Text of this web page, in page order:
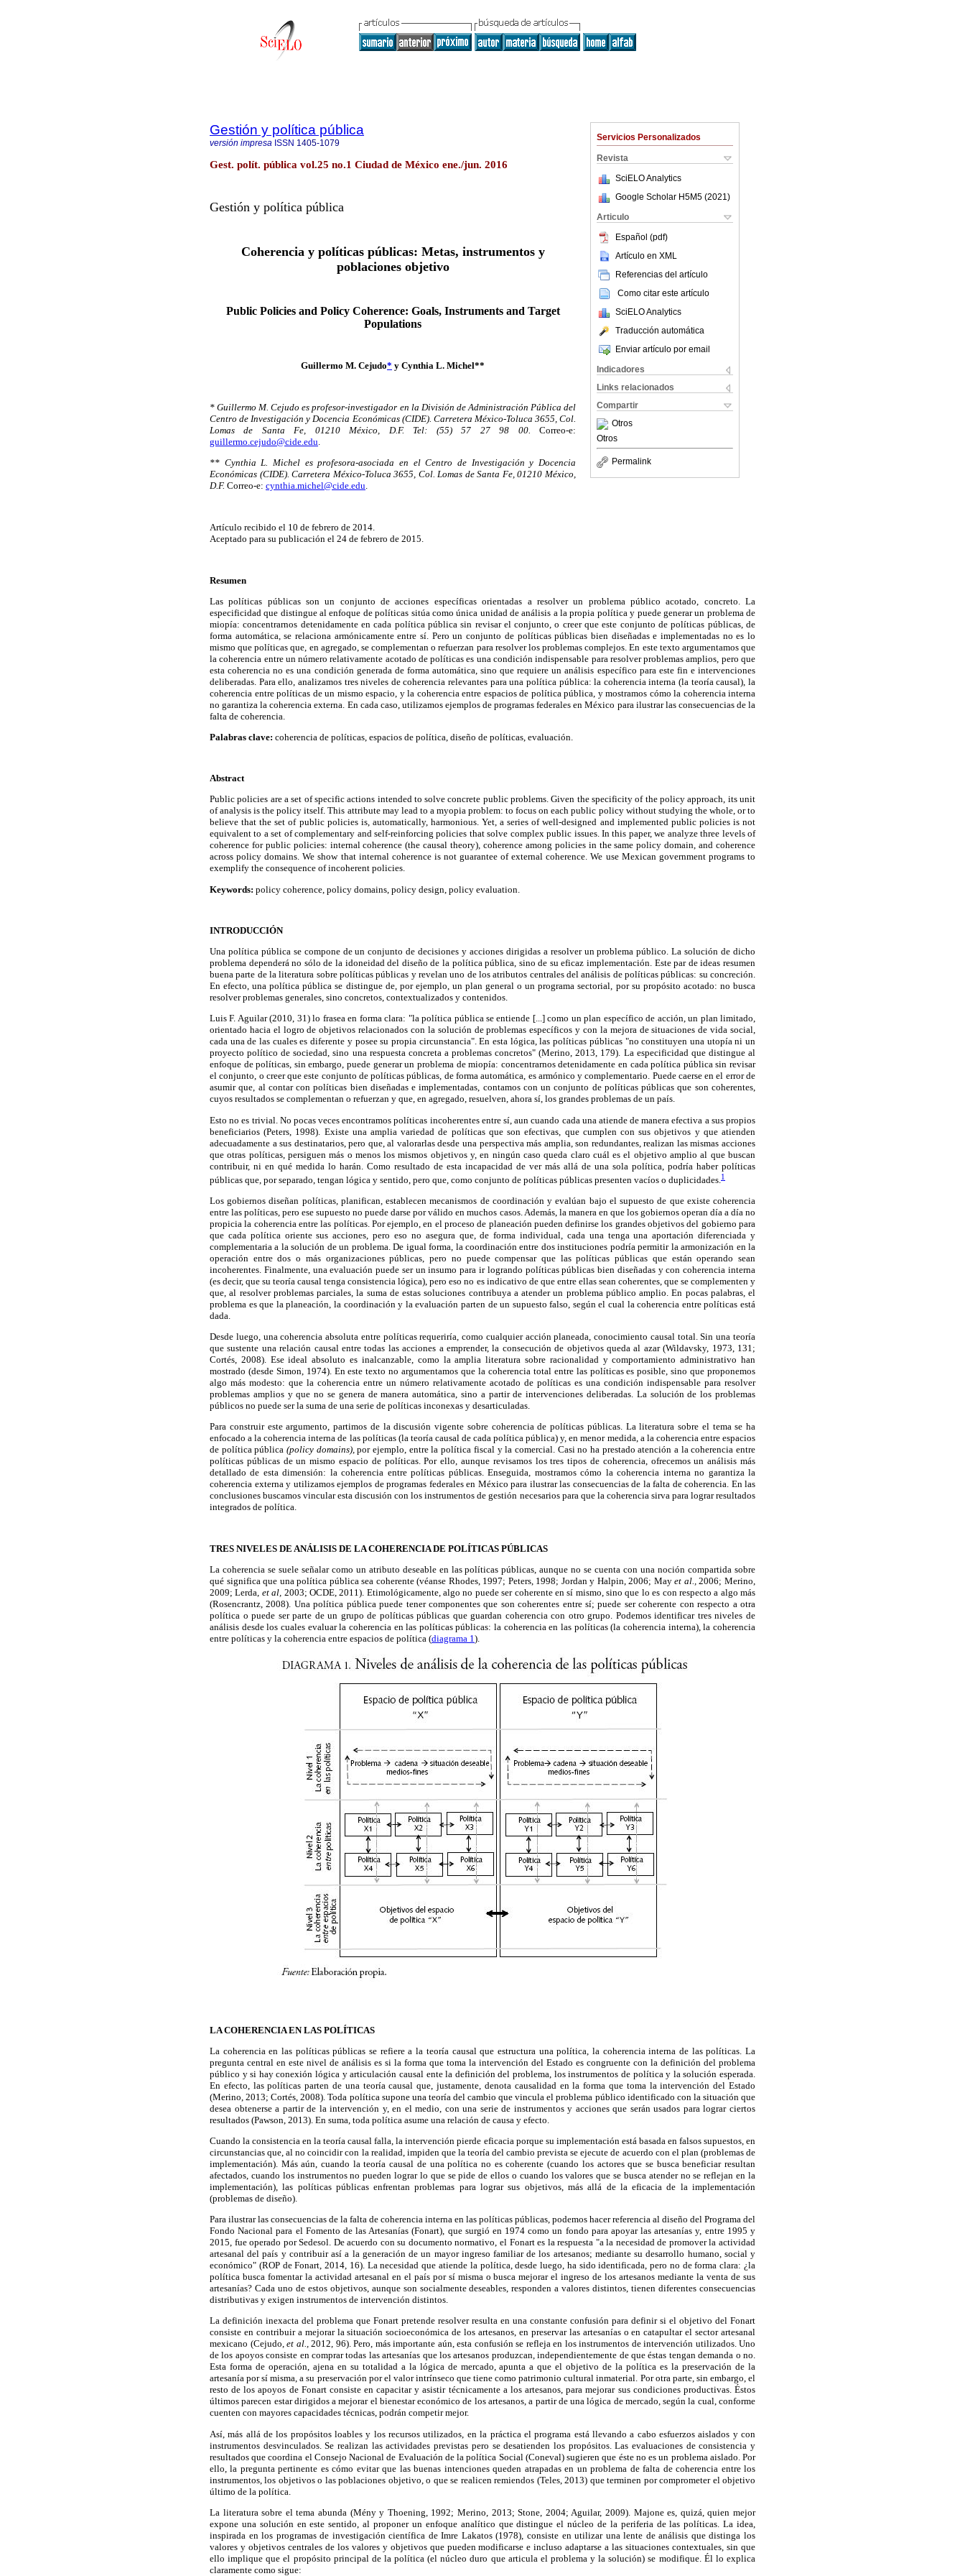
Servicios Personalizados
Revista
SciELO Analytics
Google Scholar H5M5 (2021 )
Articulo
Español (pdf)
Artículo en XML
Referencias del artículo
Como citar este artículo
SciELO Analytics
Traducción automática
Enviar artículo por email
Indicadores
Links relacionados
Compartir
Otros
Otros
Permalink
Gestión y política pública
versión impresa ISSN 1405-1079
Gest. polít. pública vol.25 no.1 Ciudad de México ene./jun. 2016
Gestión y política pública
Coherencia y políticas públicas: Metas, instrumentos y
poblaciones objetivo
Public Policies and Policy Coherence: Goals, Instruments and Target
Populations
Guillermo M. Cejudo* y Cynthia L. Michel**
* Guillermo M. Cejudo es profesor-investigador en la División de Administración Pública del
Centro de Investigación y Docencia Económicas (CIDE). Carretera México-Toluca 3655, Col.
Lomas de Santa Fe, 01210 México, D.F. Tel: (55) 57 27 98 00.
Correo-e:
guillermo.cejudo@cide.edu
** Cynthia L. Michel es profesora-asociada en el Centro de Investigación y Docencia
Económicas (CIDE). Carretera México-Toluca 3655, Col. Lomas de Santa Fe, 01210 México,
D.F. Correo-e: cynthia.michel@cide.edu
Artículo recibido el 10 de febrero de 2014.
Aceptado para su publicación el 24 de febrero de 2015.
Resumen
Las políticas públicas son un conjunto de acciones específicas orientadas a resolver un problema público acotado, concreto. La
especificidad que distingue al enfoque de políticas sitúa como única unidad de análisis a la propia política y puede generar un problema de
miopía: concentrarnos detenidamente en cada política pública sin revisar el conjunto, o creer que este conjunto de políticas públicas, de
forma automática, se relaciona armónicamente entre sí. Pero un conjunto de políticas públicas bien diseñadas e implementadas no es lo
mismo que políticas que, en agregado, se complementan o refuerzan para resolver los problemas complejos. En este texto argumentamos que
la coherencia entre un número relativamente acotado de políticas es una condición indispensable para resolver problemas amplios, pero que
esta coherencia no es una condición generada de forma automática, sino que requiere un análisis específico para este fin e intervenciones
deliberadas. Para ello, analizamos tres niveles de coherencia relevantes para una política pública: la coherencia interna (la teoría causal), la
coherencia entre políticas de un mismo espacio, y la coherencia entre espacios de política pública, y mostramos cómo la coherencia interna
no garantiza la coherencia externa. En cada caso, utilizamos ejemplos de programas federales en México para ilustrar las consecuencias de la
falta de coherencia.
Palabras clave: coherencia de políticas, espacios de política, diseño de políticas, evaluación.
Abstract
Public policies are a set of specific actions intended to solve concrete public problems. Given the specificity of the policy approach, its unit
of analysis is the policy itself. This attribute may lead to a myopia problem: to focus on each public policy without studying the whole, or to
believe that the set of public policies is, automatically, harmonious. Yet, a series of well-designed and implemented public policies is not
equivalent to a set of complementary and self-reinforcing policies that solve complex public issues. In this paper, we analyze three levels of
coherence for public policies: internal coherence (the causal theory), coherence among policies in the same policy domain, and coherence
across policy domains. We show that internal coherence is not guarantee of external coherence. We use Mexican government programs to
exemplify the consequence of incoherent policies.
Keywords: policy coherence, policy domains, policy design, policy evaluation.
INTRODUCCIÓN
Una política pública se compone de un conjunto de decisiones y acciones dirigidas a resolver un problema público. La solución de dicho
problema dependerá no sólo de la idoneidad del diseño de la política pública, sino de su eficaz implementación. Este par de ideas resumen
buena parte de la literatura sobre políticas públicas y revelan uno de los atributos centrales del análisis de políticas públicas: su concreción.
En efecto, una política pública se distingue de, por ejemplo, un plan general o un programa sectorial, por su propósito acotado: no busca
resolver problemas generales, sino concretos, contextualizados y contenidos.
Luis F. Aguilar (2010, 31) lo frasea en forma clara: "la política pública se entiende [...] como un plan específico de acción, un plan limitado,
orientado hacia el logro de objetivos relacionados con la solución de problemas específicos y con la mejora de situaciones de vida social,
cada una de las cuales es diferente y posee su propia circunstancia". En esta lógica, las políticas públicas "no constituyen una utopía ni un
proyecto político de sociedad, sino una respuesta concreta a problemas concretos" (Merino, 2013, 179). La especificidad que distingue al
enfoque de políticas, sin embargo, puede generar un problema de miopía: concentrarnos detenidamente en cada política pública sin revisar
el conjunto, o creer que este conjunto de políticas públicas, de forma automática, es armónico y complementario. Puede caerse en el error de
asumir que, al contar con políticas bien diseñadas e implementadas, contamos con un conjunto de políticas públicas que son coherentes,
cuyos resultados se complementan o refuerzan y que, en agregado, resuelven, ahora sí, los grandes problemas de un país.
Esto no es trivial. No pocas veces encontramos políticas incoherentes entre sí, aun cuando cada una atiende de manera efectiva a sus propios
beneficiarios (Peters, 1998). Existe una amplia variedad de políticas que son efectivas, que cumplen con sus objetivos y que atienden
adecuadamente a sus destinatarios, pero que, al valorarlas desde una perspectiva más amplia, son redundantes, realizan las mismas acciones
que otras políticas, persiguen más o menos los mismos objetivos y, en ningún caso queda claro cuál es el objetivo amplio al que buscan
contribuir, ni en qué medida lo harán. Como resultado de esta incapacidad de ver más allá de una sola política, podría haber políticas
públicas que, por separado, tengan lógica y sentido, pero que, como conjunto de políticas públicas presenten vacíos o duplicidades. 1
Los gobiernos diseñan políticas, planifican, establecen mecanismos de coordinación y evalúan bajo el supuesto de que existe coherencia
entre las políticas, pero ese supuesto no puede darse por válido en muchos casos. Además, la manera en que los gobiernos operan día a día no
propicia la coherencia entre las políticas. Por ejemplo, en el proceso de planeación pueden definirse los grandes objetivos del gobierno para
que cada política oriente sus acciones, pero eso no asegura que, de forma individual, cada una tenga una aportación diferenciada y
complementaria a la solución de un problema. De igual forma, la coordinación entre dos instituciones podría permitir la armonización en la
operación entre dos o más organizaciones públicas, pero no puede compensar que las políticas públicas que están operando sean
incoherentes. Finalmente, una evaluación puede ser un insumo para ir logrando políticas públicas bien diseñadas y con coherencia interna
(es decir, que su teoría causal tenga consistencia lógica), pero eso no es indicativo de que entre ellas sean coherentes, que se complementen y
que, al resolver problemas parciales, la suma de estas soluciones contribuya a atender un problema público amplio. En pocas palabras, el
problema es que la planeación, la coordinación y la evaluación parten de un supuesto falso, según el cual la coherencia entre políticas está
dada.
Desde luego, una coherencia absoluta entre políticas requeriría, como cualquier acción planeada, conocimiento causal total. Sin una teoría
que sustente una relación causal entre todas las acciones a emprender, la consecución de objetivos queda al azar (Wildavsky, 1973, 131;
Cortés, 2008). Ese ideal absoluto es inalcanzable, como la amplia literatura sobre racionalidad y comportamiento administrativo han
mostrado (desde Simon, 1974). En este texto no argumentamos que la coherencia total entre las políticas es posible, sino que proponemos
algo más modesto: que la coherencia entre un número relativamente acotado de políticas es una condición indispensable para resolver
problemas amplios y que no se genera de manera automática, sino a partir de intervenciones deliberadas. La solución de los problemas
públicos no puede ser la suma de una serie de políticas inconexas y desarticuladas.
Para construir este argumento, partimos de la discusión vigente sobre coherencia de políticas públicas. La literatura sobre el tema se ha
enfocado a la coherencia interna de las políticas (la teoría causal de cada política pública) y, en menor medida, a la coherencia entre espacios
de política pública(policy domains),por ejemplo, entre la política fiscal y la comercial. Casi no ha prestado atención a la coherencia entre
políticas públicas de un mismo espacio de políticas. Por ello, aunque revisamos los tres tipos de coherencia, ofrecemos un análisis más
detallado de esta dimensión: la coherencia entre políticas públicas. Enseguida, mostramos cómo la coherencia interna no garantiza la
coherencia externa y utilizamos ejemplos de programas federales en México para ilustrar las consecuencias de la falta de coherencia. En las
conclusiones buscamos vincular esta discusión con los instrumentos de gestión necesarios para que la coherencia sirva para lograr resultados
integrados de política.
TRES NIVELES DE ANÁLISIS DE LA COHERENCIA DE POLÍTICAS PÚBLICAS
La coherencia se suele señalar como un atributo deseable en las políticas públicas, aunque no se cuenta con una noción compartida sobre
qué significa que una política pública sea coherente (véanse Rhodes, 1997; Peters, 1998; Jordan y Halpin, 2006; Mayet al.,2006; Merino,
2009; Lerda, et al, 2003; OCDE, 2011). Etimológicamente, algo no puede ser coherente en sí mismo, sino que lo es con respecto a algo más
(Rosencrantz, 2008). Una política pública puede tener componentes que son coherentes entre sí; puede ser coherente con respecto a otra
política o puede ser parte de un grupo de políticas públicas que guardan coherencia con otro grupo. Podemos identificar tres niveles de
análisis desde los cuales evaluar la coherencia en las políticas públicas: la coherencia en las políticas (la coherencia interna), la coherencia
entre políticas y la coherencia entre espacios de política (diagrama 1).
LA COHERENCIA EN LAS POLÍTICAS
La coherencia en las políticas públicas se refiere a la teoría causal que estructura una política, la coherencia interna de las políticas. La
pregunta central en este nivel de análisis es si la forma que toma la intervención del Estado es congruente con la definición del problema
público y si hay conexión lógica y articulación causal ente la definición del problema, los instrumentos de política y la solución esperada.
En efecto, las políticas parten de una teoría causal que, justamente, denota causalidad en la forma que toma la intervención del Estado
(Merino, 2013; Cortés, 2008). Toda política supone una teoría del cambio que vincula el problema público identificado con la situación que
desea obtenerse a partir de la intervención y, en el medio, con una serie de instrumentos y acciones que serán usados para lograr ciertos
resultados (Pawson, 2013). En suma, toda política asume una relación de causa y efecto.
Cuando la consistencia en la teoría causal falla, la intervención pierde eficacia porque su implementación está basada en falsos supuestos, en
circunstancias que, al no coincidir con la realidad, impiden que la teoría del cambio prevista se ejecute de acuerdo con el plan (problemas de
implementación). Más aún, cuando la teoría causal de una política no es coherente (cuando los actores que se busca beneficiar resultan
afectados, cuando los instrumentos no pueden lograr lo que se pide de ellos o cuando los valores que se busca atender no se reflejan en la
implementación), las políticas públicas enfrentan problemas para lograr sus objetivos, más allá de la eficacia de la implementación
(problemas de diseño).
Para ilustrar las consecuencias de la falta de coherencia interna en las políticas públicas, podemos hacer referencia al diseño del Programa del
Fondo Nacional para el Fomento de las Artesanías (Fonart), que surgió en 1974 como un fondo para apoyar las artesanías y, entre 1995 y
2015, fue operado por Sedesol. De acuerdo con su documento normativo, el Fonart es la respuesta "a la necesidad de promover la actividad
artesanal del país y contribuir así a la generación de un mayor ingreso familiar de los artesanos; mediante su desarrollo humano, social y
económico" (ROP de Fonart, 2014, 16). La necesidad que atiende la política, desde luego, ha sido identificada, pero no de forma clara: ¿la
política busca fomentar la actividad artesanal en el país por sí misma o busca mejorar el ingreso de los artesanos mediante la venta de sus
artesanías? Cada uno de estos objetivos, aunque son socialmente deseables, responden a valores distintos, tienen diferentes consecuencias
distributivas y exigen instrumentos de intervención distintos.
La definición inexacta del problema que Fonart pretende resolver resulta en una constante confusión para definir si el objetivo del Fonart
consiste en contribuir a mejorar la situación socioeconómica de los artesanos, en preservar las artesanías o en catapultar el sector artesanal
mexicano (Cejudo, et al.,2012, 96). Pero, más importante aún, esta confusión se refleja en los instrumentos de intervención utilizados. Uno
de los apoyos consiste en comprar todas las artesanías que los artesanos produzcan, independientemente de que éstas tengan demanda o no.
Esta forma de operación, ajena en su totalidad a la lógica de mercado, apunta a que el objetivo de la política es la preservación de la
artesanía por sí misma, a su preservación por el valor intrínseco que tiene como patrimonio cultural inmaterial. Por otra parte, sin embargo, el
resto de los apoyos de Fonart consiste en capacitar y asistir técnicamente a los artesanos, para mejorar sus condiciones productivas. Éstos
últimos parecen estar dirigidos a mejorar el bienestar económico de los artesanos, a partir de una lógica de mercado, según la cual, conforme
cuenten con mayores capacidades técnicas, podrán competir mejor.
Así, más allá de los propósitos loables y los recursos utilizados, en la práctica el programa está llevando a cabo esfuerzos aislados y con
instrumentos desvinculados. Se realizan las actividades previstas pero se desatienden los propósitos. Las evaluaciones de consistencia y
resultados que coordina el Consejo Nacional de Evaluación de la política Social (Coneval) sugieren que éste no es un problema aislado. Por
ello, la pregunta pertinente es cómo evitar que las buenas intenciones queden atrapadas en un problema de falta de coherencia entre los
instrumentos, los objetivos o las poblaciones objetivo, o que se realicen remiendos (Teles, 2013) que terminen por comprometer el objetivo
último de la política.
La literatura sobre el tema abunda (Mény y Thoening, 1992; Merino, 2013; Stone, 2004; Aguilar, 2009). Majone es, quizá, quien mejor
expone una solución en este sentido, al proponer un enfoque analítico que distingue el núcleo de la periferia de las políticas. La idea,
inspirada en los programas de investigación científica de Imre Lakatos (1978), consiste en utilizar una lente de análisis que distinga los
valores y objetivos centrales de los valores y objetivos que pueden modificarse e incluso adaptarse a las situaciones contextuales, sin que
ello implique que el propósito principal de la política (el núcleo duro que articula el problema y la solución) se modifique. Él lo explica
claramente como sigue: